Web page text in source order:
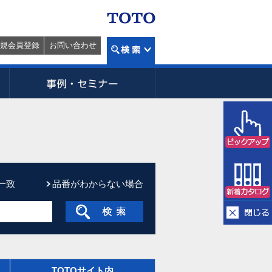
会員登録 お問い合わせ
致 品番がわからない場合